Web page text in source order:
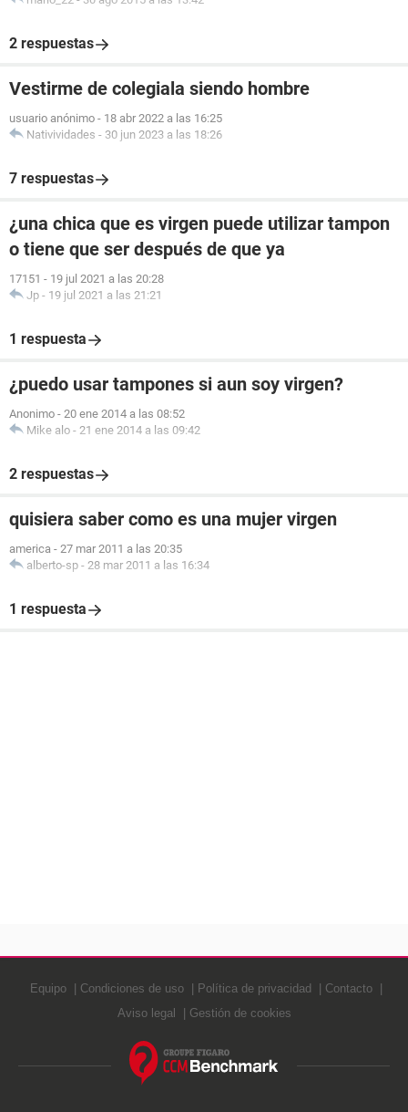
2 respuestas
Vestirme de colegiala siendo hombre
usuario anónimo - 18 abr 2022 a las 16:25
Nativividades - 30 jun 2023 a las 18:26
7 respuestas
¿una chica que es virgen puede utilizar tampon
o tiene que ser después de que ya
17151 - 19 jul 2021 a las 20:28
Jp - 19 jul 2021 a las 21:21
1 respuesta
¿puedo usar tampones si aun soy virgen?
Anonimo - 20 ene 2014 a las 08:52
Mike alo - 21 ene 2014 a las 09:42
2 respuestas
quisiera saber como es una mujer virgen
america - 27 mar 2011 a las 20:35
alberto-sp - 28 mar 2011 a las 16:34
1 respuesta
Equipo Condiciones de uso Política de privacidad
Contacto
Aviso legal
Gestión de cookies